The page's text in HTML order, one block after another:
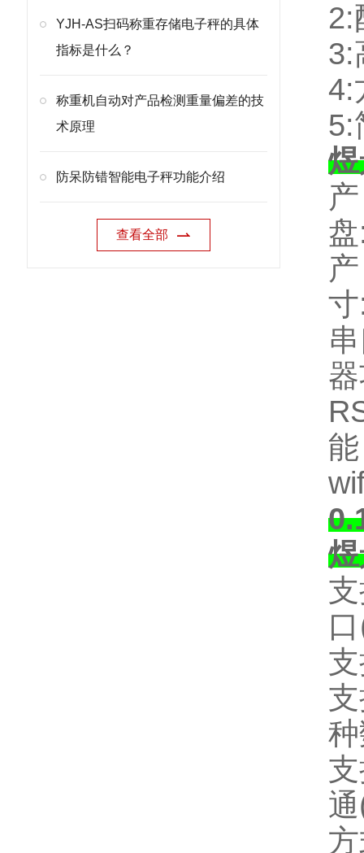
YJH-AS扫码称重存储电子秤的具体
指标是什么？
称重机自动对产品检测重量偏差的技
术原理
防呆防错智能电子秤功能介绍
查看全部
2:
3:
4:
5:
盘
寸
能
口
通